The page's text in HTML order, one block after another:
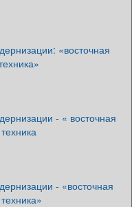
«восточная
- « восточная
- «восточная